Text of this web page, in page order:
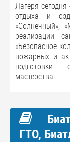
Лагеря
отдыха и
«Солнечный»,
реализации
«Безопасное
пожарных и
подготовки
мастерства.
ГТО,